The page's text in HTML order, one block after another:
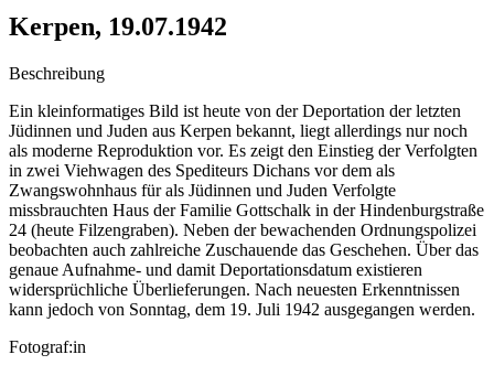
Kerpen, 19.07.1942
Beschreibung
Ein kleinformatiges Bild ist heute von der Deportation der letzten
Jüdinnen und Juden aus Kerpen bekannt, liegt allerdings nur noch
als moderne Reproduktion vor. Es zeigt den Einstieg der Verfolgten
in zwei Viehwagen des Spediteurs Dichans vor dem als
Zwangswohnhaus für als Jüdinnen und Juden Verfolgte
missbrauchten Haus der Familie Gottschalk in der Hindenburgstraße
24 (heute Filzengraben). Neben der bewachenden Ordnungspolizei
beobachten auch zahlreiche Zuschauende das Geschehen. Über das
genaue Aufnahme- und damit Deportationsdatum existieren
widersprüchliche Überlieferungen. Nach neuesten Erkenntnissen
kann jedoch von Sonntag, dem 19. Juli 1942 ausgegangen werden.
Fotograf:in